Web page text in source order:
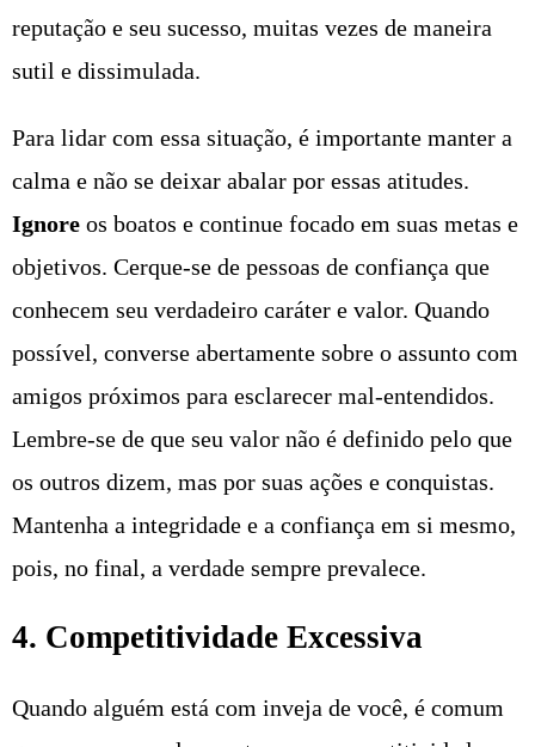
reputação e seu sucesso, muitas vezes de maneira
sutil e dissimulada.
Para lidar com essa situação, é importante manter a
calma e não se deixar abalar por essas atitudes.
Ignore os boatos e continue focado em suas metas e
objetivos. Cerque-se de pessoas de confiança que
conhecem seu verdadeiro caráter e valor. Quando
possível, converse abertamente sobre o assunto com
amigos próximos para esclarecer mal-entendidos.
Lembre-se de que seu valor não é definido pelo que
os outros dizem, mas por suas ações e conquistas.
Mantenha a integridade e a confiança em si mesmo,
pois, no final, a verdade sempre prevalece.
4. Competitividade Excessiva
Quando alguém está com inveja de você, é comum